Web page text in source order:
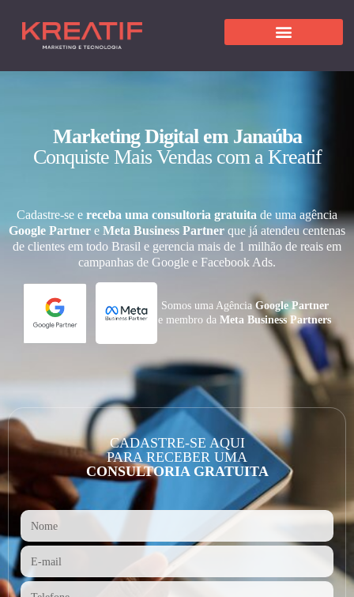
Marketing Digital em Janaúba
Conquiste Mais Vendas com a Kreatif
Cadastre-se e receba uma consultoria gratuita de uma agência
Google Partner e Meta Business Partner que já atendeu centenas
de clientes em todo Brasil e gerencia mais de 1 milhão de reais em
campanhas de Google e Facebook Ads.
Somos uma AgênciaGoogle Partner
e membro daMeta Business Partners
CADASTRE-SE AQUI
PARA RECEBER UMA
CONSULTORIA GRATUITA